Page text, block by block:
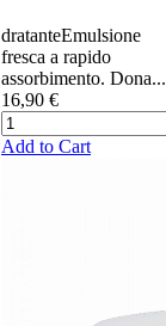
dratante​​ Emulsione
fresca a rapido
assorbimento. Dona...
16,90 €
Add to Cart